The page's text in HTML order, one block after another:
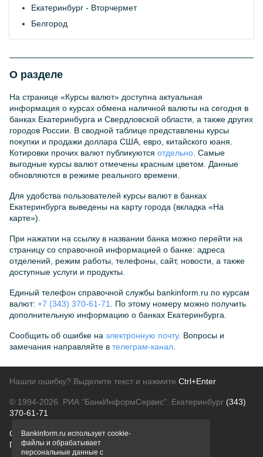
Екатеринбург - Вторчермет
Белгород
О разделе
На странице «Курсы валют» доступна актуальная
информация о курсах обмена наличной валюты на сегодня в
банках Екатеринбурга и Свердловской области, а также других
городов России. В сводной таблице представлены курсы
покупки и продажи доллара США, евро, китайского юаня.
Котировки прочих валют публикуются отдельно . Самые
выгодные курсы валют отмечены красным цветом. Данные
обновляются в режиме реального времени.
Для удобства пользователей курсы валют в банках
Екатеринбурга выведены на карту города (вкладка «На
карте»).
При нажатии на ссылку в названии банка можно перейти на
страницу со справочной информацией о банке: адреса
отделений, режим работы, телефоны, сайт, новости, а также
доступные услуги и продукты.
Единый телефон справочной службы bankinform.ru по курсам
валют: +7 (343) 370-61-71
. По этому номеру можно получить
дополнительную информацию о банках Екатеринбурга.
Сообщить об ошибке на электронную почту. Вопросы и
замечания направляйте в телеграм-канал
Нашли ошибку? Выделите текст и нажмите Ctrl+Enter
© 1994-2026. РИА "БанкИнформСервис". Екатеринбург (343)
370-61-71
О проектеПолитика конфиденциальности
Правовая информацияДля рекламодателей
Bankinform.ru использует cookie-
файлы и обрабатывает
персональные данные с